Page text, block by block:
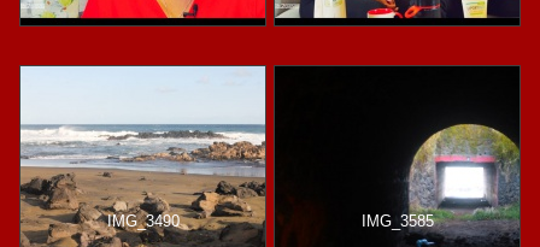
IMG_3490 IMG_3585